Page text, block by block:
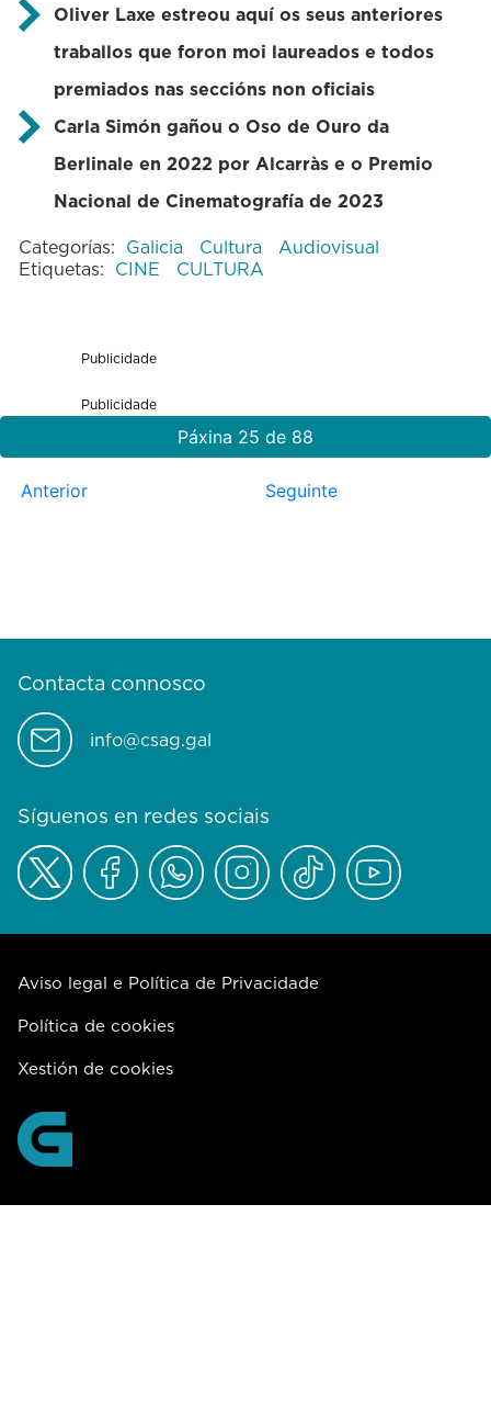
Oliver Laxe estreou aquí os seus anteriores
traballos que foron moi laureados e todos
premiados nas seccións non oficiais
Carla Simón gañou o Oso de Ouro da
Berlinale en 2022 por Alcarràs e o Premio
Nacional de Cinematografía de 2023
Categorías: Galicia Cultura
Audiovisual
Etiquetas: CINE CULTURA
Publicidade
Publicidade
Páxina 25 de 88
Anterior Seguinte
Contacta connosco
info@csag.gal
Síguenos en redes sociais
Aviso legal e Política de Privacidade
Política de cookies
Xestión de cookies